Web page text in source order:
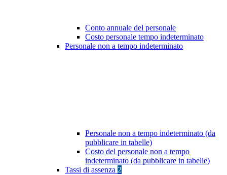
Conto annuale del personale
Costo personale tempo indeterminato
Personale non a tempo indeterminato
Personale non a tempo indeterminato (da
pubblicare in tabelle)
Costo del personale non a tempo
indeterminato (da pubblicare in tabelle)
Tassi di assenza 2